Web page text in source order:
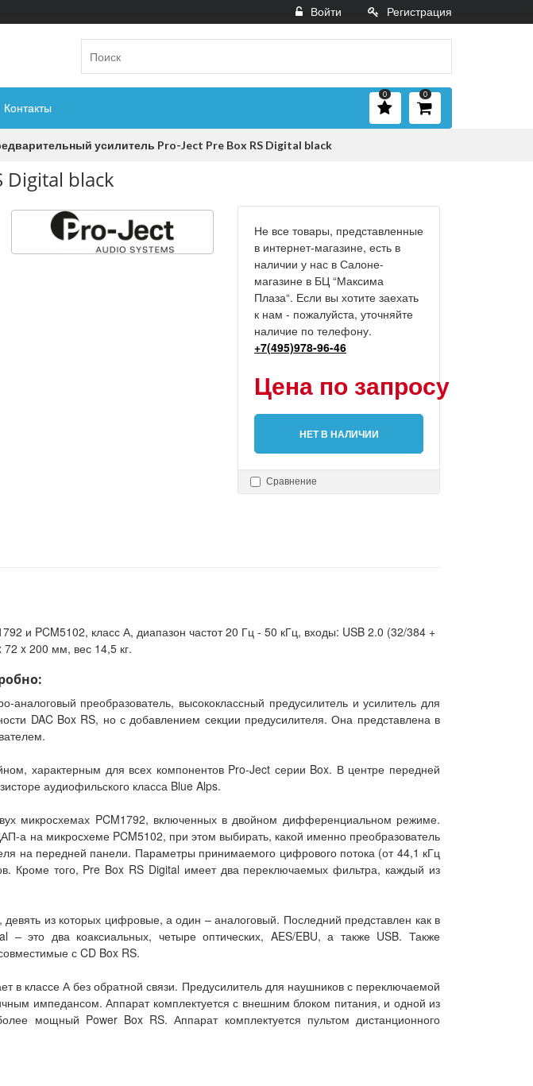
Войти Регистрация
Контакты
0
0
усилитель Pro-Ject Pre Box RS Digital black
Digital black
Не все товары, представленные
в интернет-магазине, есть в
наличии у нас в Салоне-
магазине в БЦ “Максима
Плаза“. Если вы хотите заехать
к нам - пожалуйста, уточняйте
наличие по телефону.
+7(495)978-96-46
Цена по запросу
НЕТ В НАЛИЧИИ
Сравнение
и PCM5102, класс А, диапазон частот 20 Гц - 50 кГц, входы: USB 2.0 (32/384 +
72 x 200 мм, вес 14,5 кг.
преобразователь, высококлассный предусилитель и усилитель для
DAC Box RS, но с добавлением секции предусилителя. Она представлена в
характерным для всех компонентов Pro-Ject серии Box. В центре передней
аудиофильского класса Blue Alps.
микросхемах PCM1792, включенных в двойном дифференциальном режиме.
а на микросхеме PCM5102, при этом выбирать, какой именно преобразователь
на передней панели. Параметры принимаемого цифрового потока (от 44,1 кГц
Кроме того, Pre Box RS Digital имеет два переключаемых фильтра, каждый из
из которых цифровые, а один – аналоговый. Последний представлен как в
это два коаксиальных, четыре оптических, AES/EBU, а также USB. Также
с CD Box RS.
в классе А без обратной связи. Предусилитель для наушников с переключаемой
импедансом. Аппарат комплектуется с внешним блоком питания, и одной из
мощный Power Box RS. Аппарат комплектуется пультом дистанционного